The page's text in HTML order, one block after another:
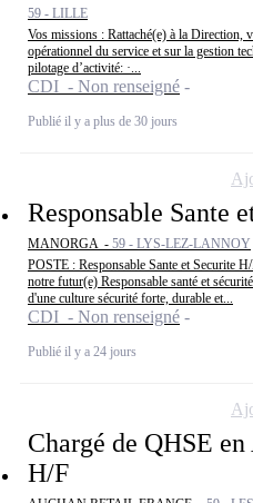
59 - LILLE
Vos missions : Rattaché(e) à la Direction,
opérationnel du service et sur la gestion
pilotage d’activité: ·...
CDI - Non renseigné
Publié il y a plus de 30 jours
Responsable Sante
MANORGA - 59 - LYS-LEZ-LANNOY
POSTE : Responsable Sante et Securite
notre futur(e) Responsable santé et
d'une culture sécurité forte, durable et...
CDI - Non renseigné
Publié il y a 24 jours
Chargé de QHSE
H/F